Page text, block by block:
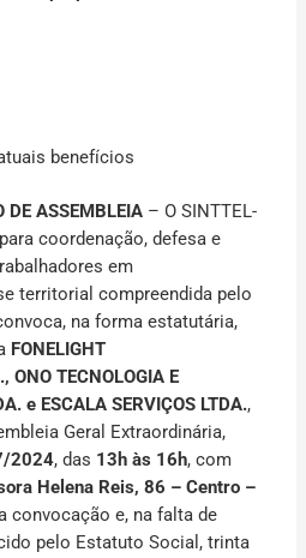
benefícios
DE ASSEMBLEIA – O SINTTEL-
coordenação, defesa e
em
territorial compreendida pelo
na forma estatutária,
FONELIGHT
ONO TECNOLOGIA E
e ESCALA SERVIÇOS LTDA.,
Geral Extraordinária,
2024, das 13h às 16h, com
Helena Reis, 86 – Centro –
convocação e, na falta de
pelo Estatuto Social, trinta